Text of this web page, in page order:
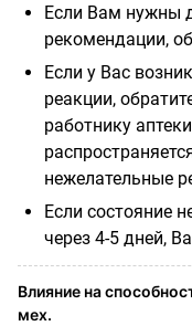
Если Вам нужны
рекомендации,
Если у Вас
реакции,
работнику
нежелательные
Если состояние
через 4-5 дней,
Влияние на
мех.